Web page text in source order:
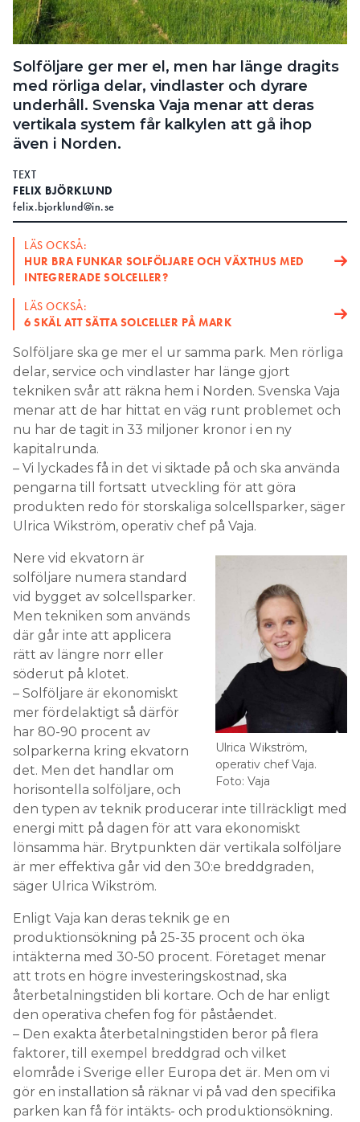
Search for:
SEARCH
Solföljare ger mer el, men har länge dragits
med rörliga delar, vindlaster och dyrare
underhåll. Svenska Vaja menar att deras
vertikala system får kalkylen att gå ihop
även i Norden.
TEXT
FELIX BJÖRKLUND
felix.bjorklund@in.se
LÄS OCKSÅ:
HUR BRA FUNKAR SOLFÖLJARE OCH VÄXTHUS MED
INTEGRERADE SOLCELLER?
LÄS OCKSÅ:
6 SKÄL ATT SÄTTA SOLCELLER PÅ MARK
Solföljare ska ge mer el ur samma park. Men rörliga
delar, service och vindlaster har länge gjort
tekniken svår att räkna hem i Norden. Svenska Vaja
menar att de har hittat en väg runt problemet och
nu har de tagit in 33 miljoner kronor i en ny
kapitalrunda.
– Vi lyckades få in det vi siktade på och ska använda
pengarna till fortsatt utveckling för att göra
produkten redo för storskaliga solcellsparker, säger
Ulrica Wikström, operativ chef på Vaja.
Ulrica Wikström,
operativ chef Vaja.
Foto: Vaja
Nere vid ekvatorn är
solföljare numera standard
vid bygget av solcellsparker.
Men tekniken som används
där går inte att applicera
rätt av längre norr eller
söderut på klotet.
– Solföljare är ekonomiskt
mer fördelaktigt så därför
har 80-90 procent av
solparkerna kring ekvatorn
det. Men det handlar om
horisontella solföljare, och
den typen av teknik producerar inte tillräckligt med
energi mitt på dagen för att vara ekonomiskt
lönsamma här. Brytpunkten där vertikala solföljare
är mer effektiva går vid den 30:e breddgraden,
säger Ulrica Wikström.
Enligt Vaja kan deras teknik ge en
produktionsökning på 25-35 procent och öka
intäkterna med 30-50 procent. Företaget menar
att trots en högre investeringskostnad, ska
återbetalningstiden bli kortare. Och de har enligt
den operativa chefen fog för påståendet.
– Den exakta återbetalningstiden beror på flera
faktorer, till exempel breddgrad och vilket
elområde i Sverige eller Europa det är. Men om vi
gör en installation så räknar vi på vad den specifika
parken kan få för intäkts- och produktionsökning.